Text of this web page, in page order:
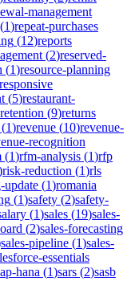
management
(1)repeat-purchases
(12)reports
(2)reserved-
(1)resource-planning
responsive
(5)restaurant-
retention (9)returns
(1)revenue (10)revenue-
recognition
(1)rfm-analysis (1)rfp
risk-reduction (1)rls
update (1)romania
(1)safety (2)safety-
(1)sales (19)sales-
(2)sales-forecasting
sales-pipeline (1)sales-
essentials
hana (1)sars (2)sasb